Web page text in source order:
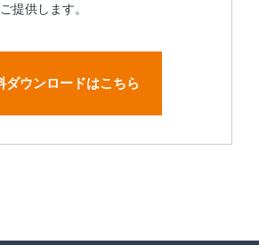
提供します。
ダウンロードはこちら